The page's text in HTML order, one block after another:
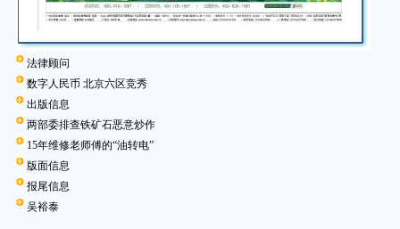
法律顾问
数字人民币 北京六区竞秀
出版信息
两部委排查铁矿石恶意炒作
15年维修老师傅的“油转电”
版面信息
报尾信息
吴裕泰